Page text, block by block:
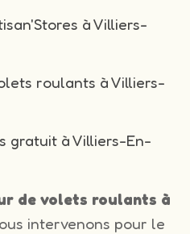
à Villiers-
roulants à Villiers-
gratuit à Villiers-En-
de volets roulants à
intervenons pour le